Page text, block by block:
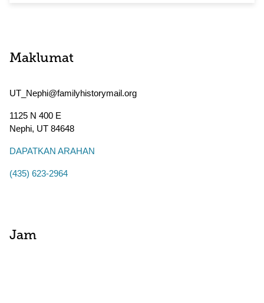
Maklumat
UT_Nephi@familyhistorymail.org
1125 N 400 E
Nephi, UT 84648
DAPATKAN ARAHAN
(435) 623-2964
Jam